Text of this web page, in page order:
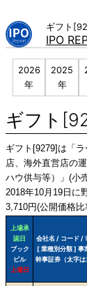
content
ギフト
IPO
2026
年
2025
年
ギフト
ギフト[9279]は「
店、海外直営店の
ハウ供与等）」(小
2018年10月19日に
3,710円(公開価格比
上場承
認日
ブック
ビル
上場日
会社名 / コード /
[ 業種別分類 ] 事
幹事証券（太字は